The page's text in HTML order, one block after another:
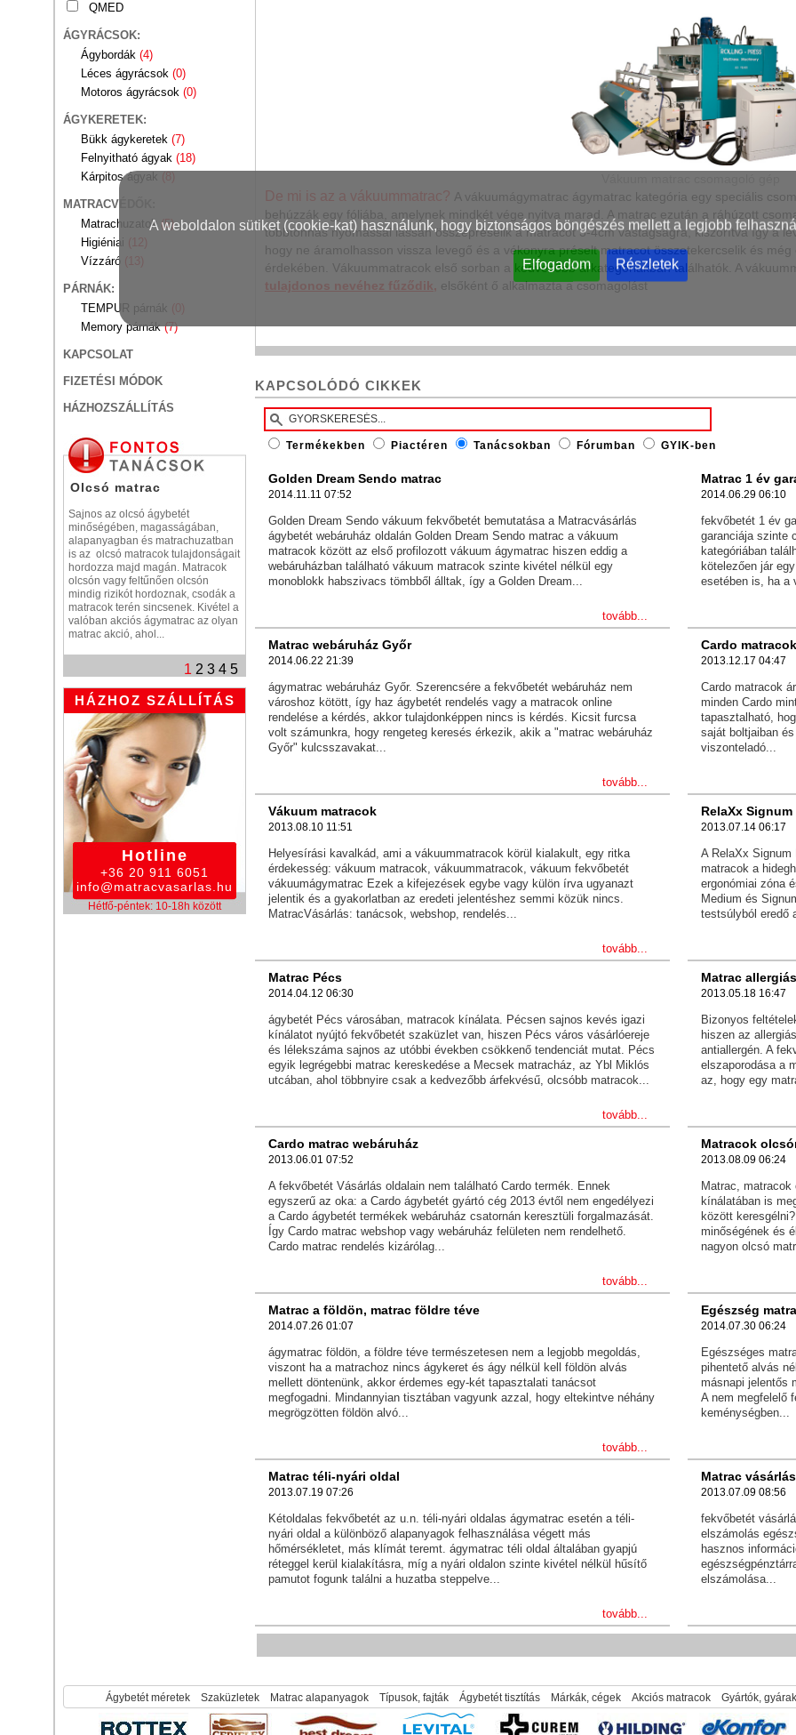
A weboldalon sütiket (cookie-kat) használunk, hogy biztonságos böngészés mellett a legjobb
Elfogadom Részletek
QMED
ÁGYRÁCSOK:
Ágybordák (4)
Léces ágyrácsok (0)
Motoros ágyrácsok (0)
ÁGYKERETEK:
Bükk ágykeretek (7)
Felnyitható ágyak (18)
Kárpitos ágyak (8)
MATRACVÉDŐK:
Matrachuzatok (5)
Higiéniai (12)
Vízzáró (13)
PÁRNÁK:
TEMPUR párnák (0)
Memory párnák(7)
KAPCSOLAT
FIZETÉSI MÓDOK
HÁZHOZSZÁLLÍTÁS
Olcsó matrac
Sajnos az olcsó ágybetét
minőségében, magasságában,
alapanyagban és matrachuzatban
is az olcsó matracok tulajdonságait
hordozza majd magán. Matracok
olcsón vagy feltűnően olcsón
mindig rizikót hordoznak, csodák a
matracok terén sincsenek. Kivétel a
valóban akciós ágymatrac az olyan
matrac akció, ahol...
1 2 3 4 5
HÁZHOZ SZÁLLÍTÁS
Hotline
+36 20 911 6051
info@matracvasarlas.hu
Hétfő-péntek: 10-18h között
De mi is az a vákuummatrac? A vákuumágymatrac ágymatrac kategória egy speciális
behúzzák egy fóliába, amelynek mindkét vége nyitva marad. A matrac ezután a ráhúzott
többtonnás nyomással lassan összepréselik a matracot 3-4cm vastagságra, kiszorítva így a
hogy ne áramolhasson vissza levegő és a vékonyra préselt matracot összetekercselik és
érdekében. Vákuummatracok első sorban a kedvezőbb árkategóriákban találhatók. A
tulajdonos nevéhez fűződik, elsőként ő alkalmazta a csomagolást
KAPCSOLÓDÓ CIKKEK
Termékekben Piactéren Tanácsokban Fórumban GYIK-ben
Golden Dream Sendo matrac
2014.11.11 07:52
Golden Dream Sendo vákuum fekvőbetét bemutatása a Matracvásárlás
ágybetét webáruház oldalán Golden Dream Sendo matrac a vákuum
matracok között az első profilozott vákuum ágymatrac hiszen eddig a
webáruházban található vákuum matracok szinte kivétel nélkül egy
monoblokk habszivacs tömbből álltak, így a Golden Dream...
tovább...
Matrac 1 év
2014.06.29 06:10
fekvőbetét 1 év
garanciája szinte
kategóriában
kötelezően jár
esetében is, ha a
Matrac webáruház Győr
2014.06.22 21:39
ágymatrac webáruház Győr. Szerencsére a fekvőbetét webáruház nem
városhoz kötött, így haz ágybetét rendelés vagy a matracok online
rendelése a kérdés, akkor tulajdonképpen nincs is kérdés. Kicsit furcsa
volt számunkra, hogy rengeteg keresés érkezik, akik a "matrac webáruház
Győr" kulcsszavakat...
tovább...
Cardo
2013.12.17 04:47
Cardo matracok
minden Cardo
tapasztalható,
saját boltjaiban
viszonteladó...
Vákuum matracok
2013.08.10 11:51
Helyesírási kavalkád, ami a vákuummatracok körül kialakult, egy ritka
érdekesség: vákuum matracok, vákuummatracok, vákuum fekvőbetét
vákuumágymatrac Ezek a kifejezések egybe vagy külön írva ugyanazt
jelentik és a gyakorlatban az eredeti jelentéshez semmi közük nincs.
MatracVásárlás: tanácsok, webshop, rendelés...
tovább...
RelaXx Signum
2013.07.14 06:17
A RelaXx
matracok a
ergonómiai zóna
Medium és
testsúlyból eredő
Matrac Pécs
2014.04.12 06:30
ágybetét Pécs városában, matracok kínálata. Pécsen sajnos kevés igazi
kínálatot nyújtó fekvőbetét szaküzlet van, hiszen Pécs város vásárlóereje
és lélekszáma sajnos az utóbbi években csökkenő tendenciát mutat. Pécs
egyik legrégebbi matrac kereskedése a Mecsek matracház, az Ybl Miklós
utcában, ahol többnyire csak a kedvezőbb árfekvésű, olcsóbb matracok...
tovább...
Matrac
2013.05.18 16:47
Bizonyos
hiszen az
antiallergén. A
elszaporodása a
az, hogy egy
Cardo matrac webáruház
2013.06.01 07:52
A fekvőbetét Vásárlás oldalain nem található Cardo termék. Ennek
egyszerű az oka: a Cardo ágybetét gyártó cég 2013 évtől nem engedélyezi
a Cardo ágybetét termékek webáruház csatornán keresztüli forgalmazását.
Így Cardo matrac webshop vagy webáruház felületen nem rendelhető.
Cardo matrac rendelés kizárólag...
tovább...
Matracok
2013.08.09 06:24
Matrac,
kínálatában is
között
minőségének és
nagyon olcsó
Matrac a földön, matrac földre téve
2014.07.26 01:07
ágymatrac földön, a földre téve természetesen nem a legjobb megoldás,
viszont ha a matrachoz nincs ágykeret és ágy nélkül kell földön alvás
mellett döntenünk, akkor érdemes egy-két tapasztalati tanácsot
megfogadni. Mindannyian tisztában vagyunk azzal, hogy eltekintve néhány
megrögzötten földön alvó...
tovább...
Egészség
2014.07.30 06:24
Egészséges
pihentető alvás
másnapi jelentős
A nem megfelelő
keménységben...
Matrac téli-nyári oldal
2013.07.19 07:26
Kétoldalas fekvőbetét az u.n. téli-nyári oldalas ágymatrac esetén a téli-
nyári oldal a különböző alapanyagok felhasználása végett más
hőmérsékletet, más klímát teremt. ágymatrac téli oldal általában gyapjú
réteggel kerül kialakításra, míg a nyári oldalon szinte kivétel nélkül hűsítő
pamutot fogunk találni a huzatba steppelve...
tovább...
Matrac
2013.07.09 08:56
fekvőbetét
elszámolás
hasznos
elszámolása...
Ágybetét méretek Szaküzletek Matrac alapanyagok Típusok, fajták Ágybetét tisztítás Márkák, cégek Akciós matracok Gyártók, gyárak